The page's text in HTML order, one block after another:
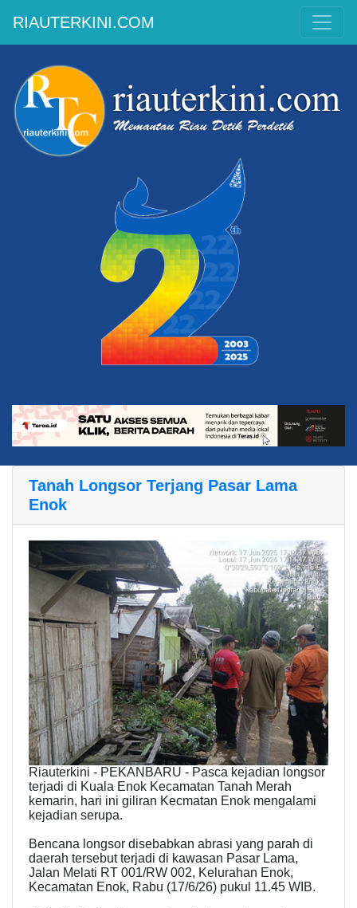
RIAUTERKINI.COM
Tanah Longsor Terjang Pasar Lama
Enok
Riauterkini - PEKANBARU - Pasca kejadian longsor
terjadi di Kuala Enok Kecamatan Tanah Merah
kemarin, hari ini giliran Kecmatan Enok mengalami
kejadian serupa.
Bencana longsor disebabkan abrasi yang parah di
daerah tersebut terjadi di kawasan Pasar Lama,
Jalan Melati RT 001/RW 002, Kelurahan Enok,
Kecamatan Enok, Rabu (17/6/26) pukul 11.45 WIB.